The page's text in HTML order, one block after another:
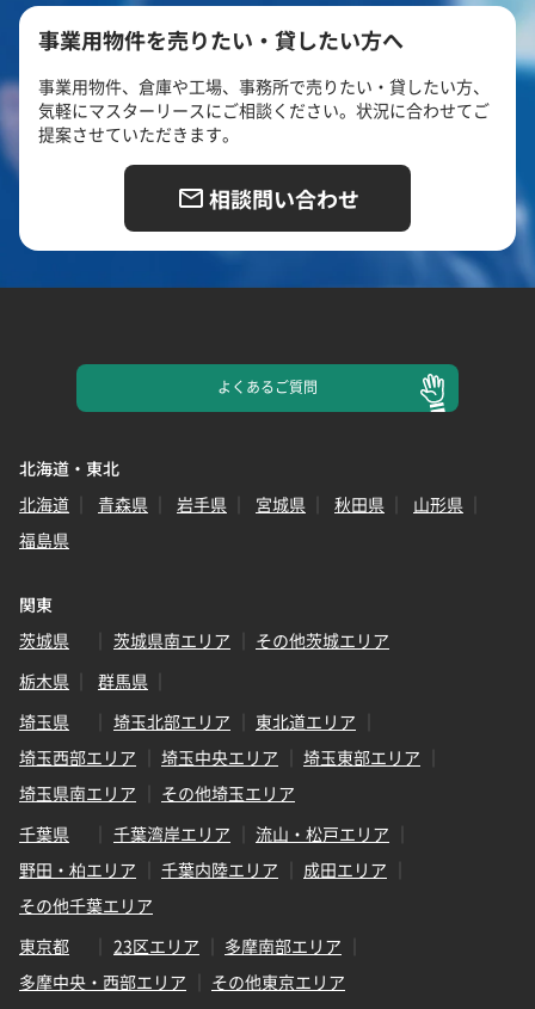
事業用物件を売りたい・貸したい方へ
事業用物件、倉庫や工場、事務所で売りたい・貸したい方、
気軽にマスターリースにご相談ください。状況に合わせてご
提案させていただきます。
相談問い合わせ
よくあるご質問
北海道・東北
北海道
青森県 岩手県 宮城県 秋田県
山形県
福島県
関東
茨城県
茨城県南エリア
その他茨城エリア
栃木県
群馬県
埼玉県
埼玉北部エリア
東北道エリア
埼玉西部エリア
埼玉中央エリア
埼玉東部エリア
埼玉県南エリア
その他埼玉エリア
千葉県
千葉湾岸エリア
流山・松戸エリア
野田・柏エリア
千葉内陸エリア
成田エリア
その他千葉エリア
東京都
23区エリア
多摩南部エリア
多摩中央・西部エリア
その他東京エリア